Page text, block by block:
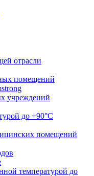
отрасли
помещений
учреждений
до +90°С
помещений
температурой до